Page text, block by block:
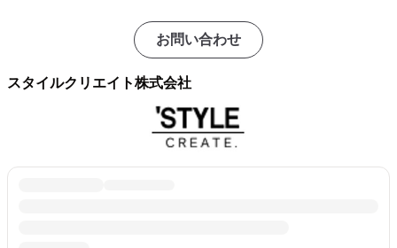
お問い合わせ
スタイルクリエイト株式会社